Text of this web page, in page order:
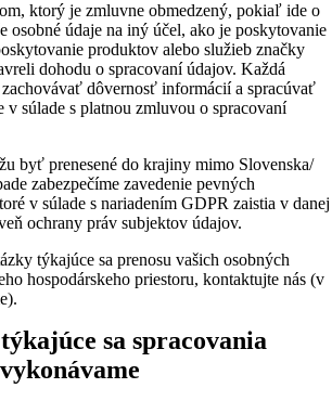
ktorý je zmluvne obmedzený, pokiaľ ide o
osobné údaje na iný účel, ako je poskytovanie
produktov alebo služieb značky
dohodu o spracovaní údajov. Každá
dôvernosť informácií a spracúvať
v súlade s platnou zmluvou o spracovaní
byť prenesené do krajiny mimo Slovenska/
zabezpečíme zavedenie pevných
v súlade s nariadením GDPR zaistia v danej
ochrany práv subjektov údajov.
týkajúce sa prenosu vašich osobných
hospodárskeho priestoru, kontaktujte nás (v
sa spracovania